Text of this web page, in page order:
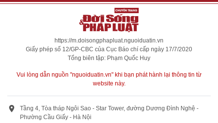
https://m.doisongphapluat.nguoiduatin.vn
Giấy phép số 12/GP-CBC của Cục Báo chí cấp ngày 17/7/2020
Tổng biên tập: Phạm Quốc Huy
Vui lòng dẫn nguồn "nguoiduatin.vn" khi bạn phát hành lại thông tin từ
website này.
Tầng 4, Tòa tháp Ngôi Sao - Star Tower, đường Dương Đình Nghệ -
Phường Cầu Giấy - Hà Nội